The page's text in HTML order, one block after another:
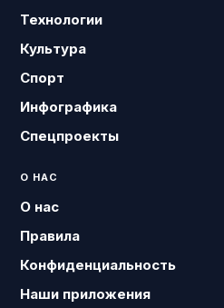
Технологии
Культура
Спорт
Инфографика
Спецпроекты
О НАС
О нас
Правила
Конфиденциальность
Наши приложения